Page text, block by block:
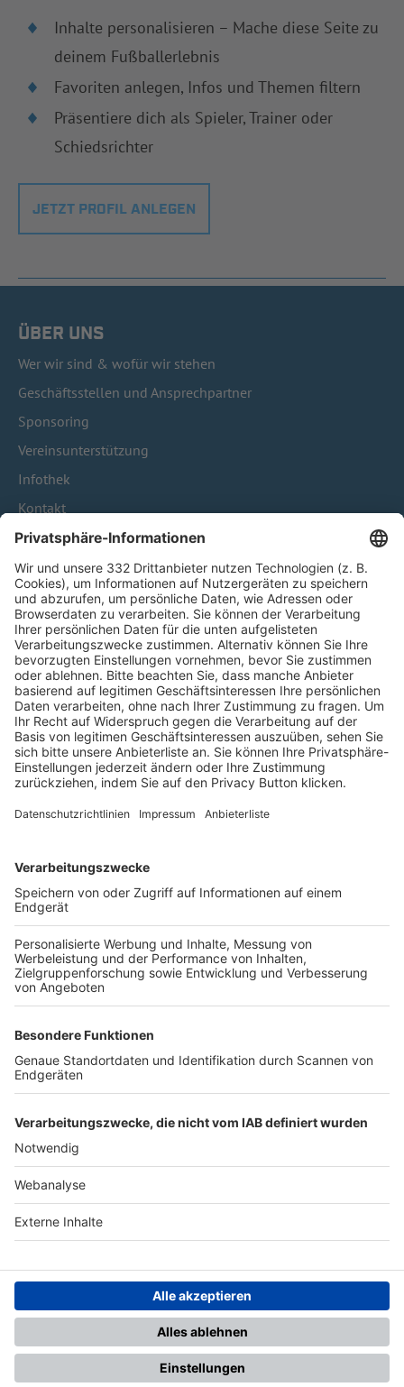
Inhalte personalisieren – Mache diese Seite zu
deinem Fußballerlebnis
Favoriten anlegen, Infos und Themen filtern
Präsentiere dich als Spieler, Trainer oder
Schiedsrichter
JETZT PROFIL ANLEGEN
ÜBER UNS
Wer wir sind & wofür wir stehen
Geschäftsstellen und Ansprechpartner
Sponsoring
Vereinsunterstützung
Infothek
Kontakt
HÄUFIG BESUCHTE SEITEN
Pässe und Vereinswechsel
Trainerausbildung
Schulungsangebot Vereinsmitarbeiter
BFV-Geschäftsstellen
Trainerbörse
Login SpielPlus
FOLGE DEM BFV
TOP-VEREINE
TOP-PARTNER
Nutzungsbedingungen Datenschutz Impressum